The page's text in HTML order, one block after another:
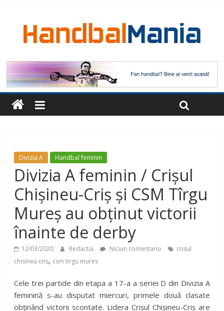
Divizia A Handbal feminin
Divizia A feminin / Crișul
Chișineu-Criș și CSM Tîrgu
Mureș au obținut victorii
înainte de derby
12/03/2020 Redactia Niciun comentariu
crisul
chisineu cris, csm tirgu mures
Cele trei partide din etapa a 17-a a seriei D din Divizia A
feminină s-au disputat miercuri, primele două clasate
obținând victorii scontate. Lidera Crișul Chișineu-Criș are